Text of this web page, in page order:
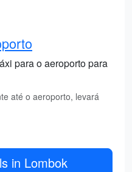
para o aeroporto para
até o aeroporto, levará
in Lombok